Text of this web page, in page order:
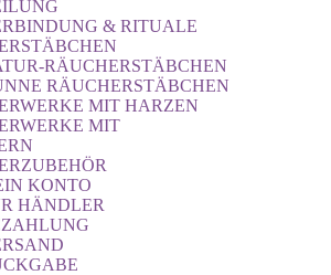
& RITUALE
RÄUCHERSTÄBCHEN
RÄUCHERSTÄBCHEN
MIT HARZEN
MIT
KONTO
HÄNDLER